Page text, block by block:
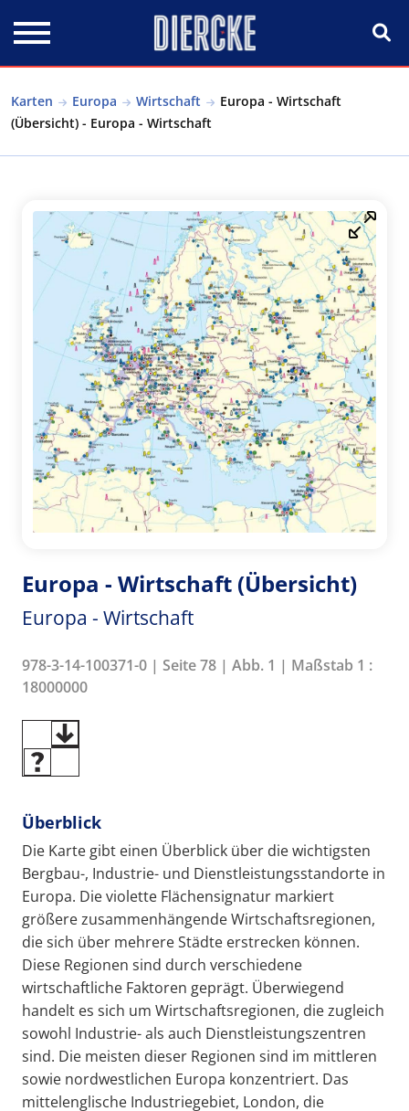
Karten Europa Wirtschaft
Europa - Wirtschaft
(Übersicht) - Europa - Wirtschaft
Europa - Wirtschaft (Übersicht)
Europa - Wirtschaft
978-3-14-100371-0 | Seite 78 | Abb. 1 | Maßstab 1 :
18000000
Überblick
Die Karte gibt einen Überblick über die wichtigsten
Bergbau-, Industrie- und Dienstleistungsstandorte in
Europa. Die violette Flächensignatur markiert
größere zusammenhängende Wirtschaftsregionen,
die sich über mehrere Städte erstrecken können.
Diese Regionen sind durch verschiedene
wirtschaftliche Faktoren geprägt. Überwiegend
handelt es sich um Wirtschaftsregionen, die zugleich
sowohl Industrie- als auch Dienstleistungszentren
sind. Die meisten dieser Regionen sind im mittleren
sowie nordwestlichen Europa konzentriert. Das
mittelenglische Industriegebiet, London, die